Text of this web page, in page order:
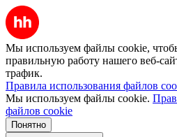
Мы используем файлы cookie,
правильную работу нашего веб-
трафик.
Правила использования файлов
Мы используем файлы cookie.
файлов cookie
Понятно